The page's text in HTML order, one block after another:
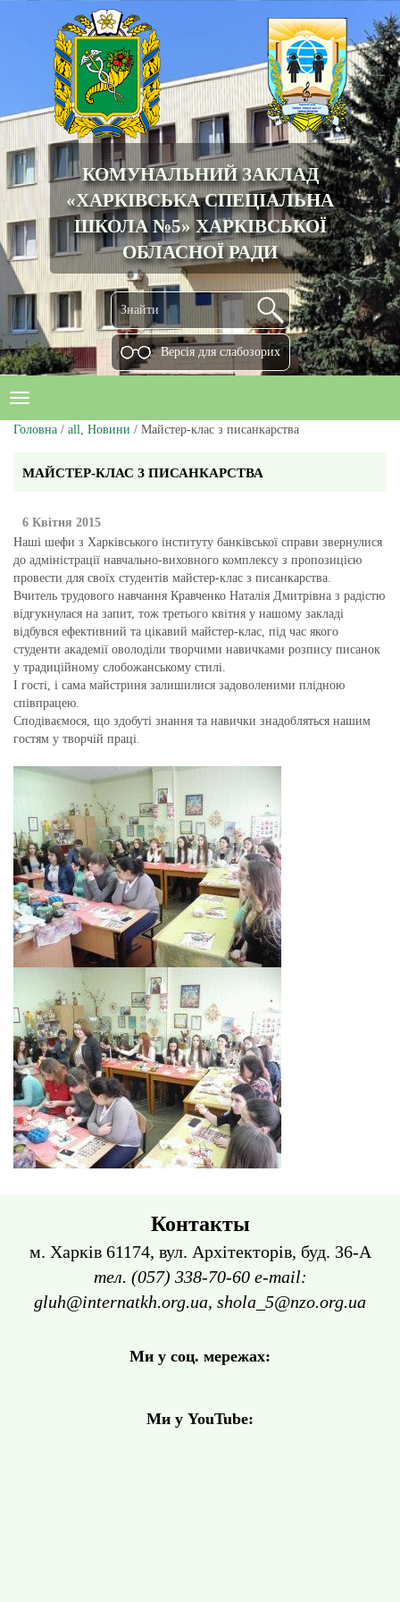
КОМУНАЛЬНИЙ ЗАКЛАД
«ХАРКІВСЬКА СПЕЦІАЛЬНА
ШКОЛА №5» ХАРКІВСЬКОЇ
ОБЛАСНОЇ РАДИ
Версiя для слабозорих
Головна / all, Новини / Майстер-клас з писанкарства
МАЙСТЕР-КЛАС З ПИСАНКАРСТВА
6 Квітня 2015
Наші шефи з Харківського інституту банківської справи звернулися
до адміністрації навчально-виховного комплексу з пропозицією
провести для своїх студентів майстер-клас з писанкарства.
Вчитель трудового навчання Кравченко Наталія Дмитрівна з радістю
відгукнулася на запит, тож третього квітня у нашому закладі
відбувся ефективний та цікавий майстер-клас, під час якого
студенти академії оволоділи творчими навичками розпису писанок
у традиційному слобожанському стилі.
І гості, і сама майстриня залишилися задоволеними плідною
співпрацею.
Сподіваємося, що здобуті знання та навички знадобляться нашим
гостям у творчій праці.
Контакты
м. Харків 61174, вул. Архітекторів, буд. 36-А
тел. (057) 338-70-60 e-mail:
gluh@internatkh.org.ua, shola_5@nzo.org.ua
Ми у соц. мережах:
Ми у YouTube: